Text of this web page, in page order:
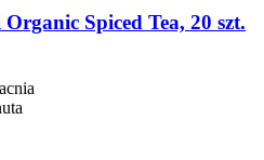
Spiced Tea, 20 szt.